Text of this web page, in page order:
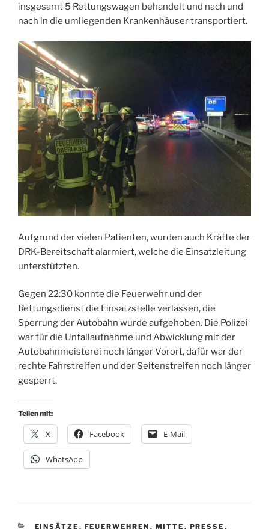
insgesamt 5 Rettungswagen behandelt und nach und
nach in die umliegenden Krankenhäuser transportiert.
Aufgrund der vielen Patienten, wurden auch Kräfte der
DRK-Bereitschaft alarmiert, welche die Einsatzleitung
unterstützten.
Gegen 22:30 konnte die Feuerwehr und der
Rettungsdienst die Einsatzstelle verlassen, die
Sperrung der Autobahn wurde aufgehoben. Die Polizei
war für die Unfallaufnahme und Abwicklung mit der
Autobahnmeisterei noch länger Vorort, dafür war der
rechte Fahrstreifen und der Seitenstreifen noch länger
gesperrt.
Teilen mit:
X Facebook E-Mail
WhatsApp
KATEGORIEN
EINSÄTZE , FEUERWEHREN , MITTE , PRESSE ,